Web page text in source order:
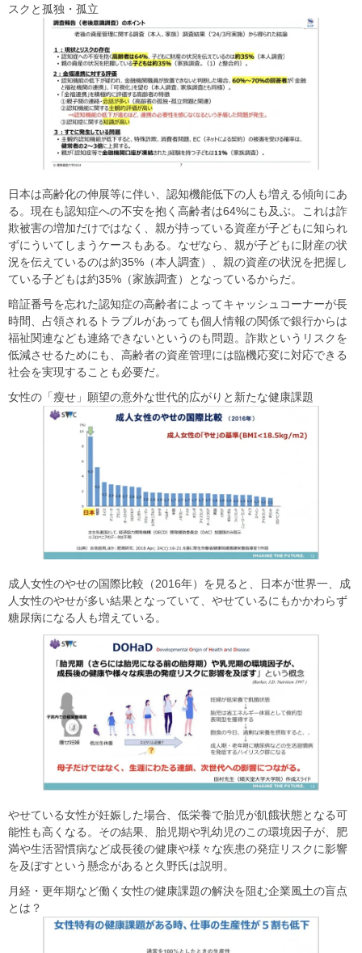
スクと孤独・孤立
日本は高齢化の伸展等に伴い、認知機能低下の人も増える傾向にあ
る。現在も認知症への不安を抱く高齢者は64%にも及ぶ。これは詐
欺被害の増加だけではなく、親が持っている資産が子どもに知られ
ずにういてしまうケースもある。なぜなら、親が子どもに財産の状
況を伝えているのは約35%（本人調査）、親の資産の状況を把握し
ている子どもは約35%（家族調査）となっているからだ。
暗証番号を忘れた認知症の高齢者によってキャッシュコーナーが長
時間、占領されるトラブルがあっても個人情報の関係で銀行からは
福祉関連なども連絡できないというのも問題。詐欺というリスクを
低減させるためにも、高齢者の資産管理には臨機応変に対応できる
社会を実現することも必要だ。
女性の「瘦せ」願望の意外な世代的広がりと新たな健康課題
成人女性のやせの国際比較（2016年）を見ると、日本が世界一、成
人女性のやせが多い結果となっていて、やせているにもかかわらず
糖尿病になる人も増えている。
やせている女性が妊娠した場合、低栄養で胎児が飢餓状態となる可
能性も高くなる。その結果、胎児期や乳幼児のこの環境因子が、肥
満や生活習慣病など成長後の健康や様々な疾患の発症リスクに影響
を及ぼすという懸念があると久野氏は説明。
月経・更年期など働く女性の健康課題の解決を阻む企業風土の盲点
とは？